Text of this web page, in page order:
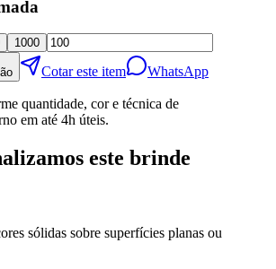
1000
Cotar este item WhatsApp
quantidade, cor e técnica de
em até 4h úteis.
este brinde
sólidas sobre superfícies planas ou